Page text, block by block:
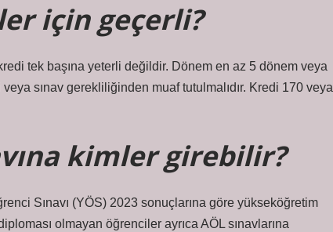
için geçerli?
tek başına yeterli değildir. Dönem en az 5 dönem veya
sınav gerekliliğinden muaf tutulmalıdır. Kredi 170 veya
kimler girebilir?
Sınavı (YÖS) 2023 sonuçlarına göre yükseköğretim
olmayan öğrenciler ayrıca AÖL sınavlarına